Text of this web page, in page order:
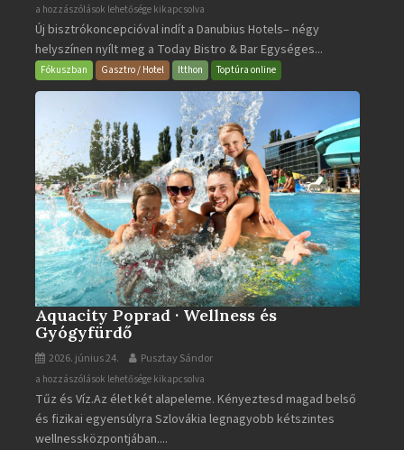
Today
Bistro
&
Bar
a hozzászólások lehetősége kikapcsolva
Új bisztrókoncepcióval indít a Danubius Hotels– négy
helyszínen nyílt meg a Today Bistro & Bar Egységes...
Fókuszban Gasztro / Hotel Itthon Toptúra online
Aquacity Poprad · Wellness és
Gyógyfürdő
2026. június 24. Pusztay Sándor
Aquacity
Poprad
·
Wellness
a hozzászólások lehetősége kikapcsolva
Tűz és Víz.Az élet két alapeleme. Kényeztesd magad belső
és fizikai egyensúlyra Szlovákia legnagyobb kétszintes
wellnessközpontjában....